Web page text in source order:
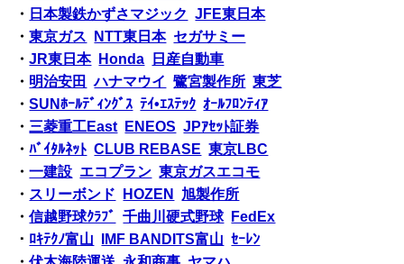
・ 日本製鉄かずさマジック
JFE東日本
・東京ガス NTT東日本 セガサミー
・JR東日本 Honda
日産自動車
・ 明治安田 ハナマウイ 鷺宮製作所 東芝
・SUNﾎｰﾙﾃﾞｨﾝｸﾞｽ ﾃｲ•ｴｽﾃｯｸ ｵｰﾙﾌﾛﾝﾃｨｱ
・三菱重工East ENEOS JPｱｾｯﾄ証券
・ﾊﾞｲﾀﾙﾈｯﾄ CLUB REBASE 東京LBC
・一建設 エコプラン 東京ガスエコモ
・ スリーボンド HOZEN
旭製作所
・信越野球ｸﾗﾌﾞ 千曲川硬式野球
FedEx
・ ﾛｷﾃｸﾉ富山 IMF BANDITS富山 ｾｰﾚﾝ